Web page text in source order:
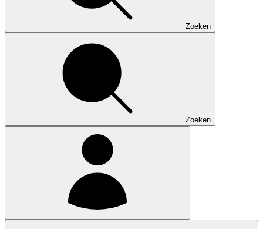
Zoeken
Zoeken